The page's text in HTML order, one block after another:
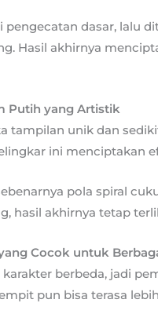
pengecatan dasar, lalu
Hasil akhirnya
Putih yang Artistik
tampilan unik dan
ini menciptakan
pola spiral
hasil akhirnya tetap
Cocok untuk
berbeda, jadi
pun bisa terasa